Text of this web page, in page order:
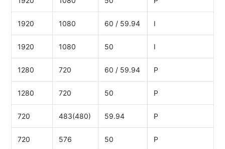
1920 1080 60 / 59.94 I
1920 1080 50 I
1280 720 60 / 59.94 P
1280 720 50 P
720 483(480) 59.94 P
720 576 50 P